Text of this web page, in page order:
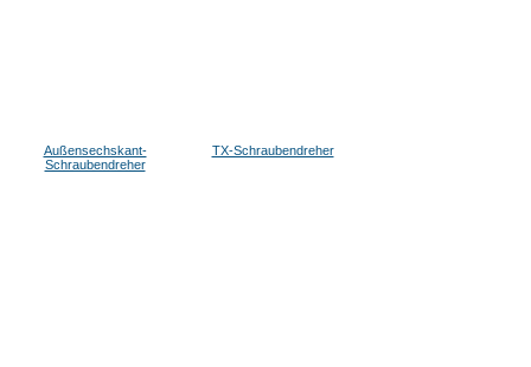
Außensechskant-
Schraubendreher
TX-Schraubendreher